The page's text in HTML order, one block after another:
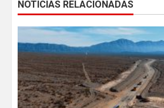
NOTICIAS RELACIONADAS